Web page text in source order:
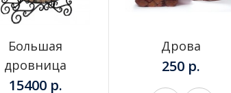
Большая
дровница
15400 р.
Дрова
250 р.